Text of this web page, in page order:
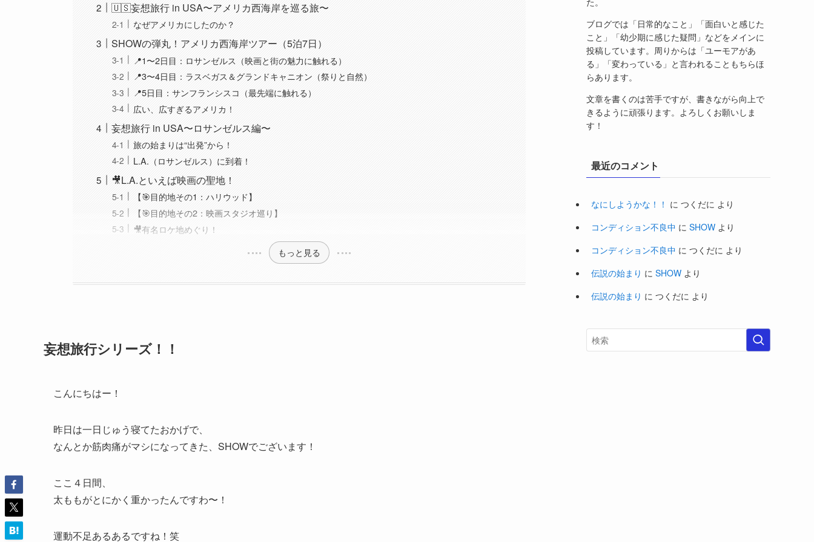
🇺🇸妄想旅行 in USA〜アメリカ西海岸を巡る旅〜
なぜアメリカにしたのか？
SHOWの弾丸！アメリカ西海岸ツアー（5泊7日）
📍1〜2日目：ロサンゼルス（映画と街の魅力に触れる）
📍3〜4日目：ラスベガス＆グランドキャニオン（祭りと自然）
📍5日目：サンフランシスコ（最先端に触れる）
広い、広すぎるアメリカ！
妄想旅行 in USA〜ロサンゼルス編〜
旅の始まりは“出発”から！
L.A.（ロサンゼルス）に到着！
🎥L.A.といえば映画の聖地！
【🎯目的地その1：ハリウッド】
【🎯目的地その2：映画スタジオ巡り】
🎥有名ロケ地めぐり！
もっと見る
妄想旅行シリーズ！！
こんにちはー！
昨日は一日じゅう寝てたおかげで、
なんとか筋肉痛がマシになってきた、SHOWでございます！
ここ４日間、
太ももがとにかく重かったんですわ〜！
運動不足あるあるですね！笑
ブログでは「日常的なこと」「面白いと感じた
こと」「幼少期に感じた疑問」などをメインに
投稿しています。周りからは「ユーモアがあ
る」「変わっている」と言われることもちらほ
らあります。
文章を書くのは苦手ですが、書きながら向上で
きるように頑張ります。よろしくお願いしま
す！
最近のコメント
なにしようかな！！ に つくだに より
コンディション不良中 に SHOW より
コンディション不良中 に つくだに より
伝説の始まり に SHOW より
伝説の始まり に つくだに より